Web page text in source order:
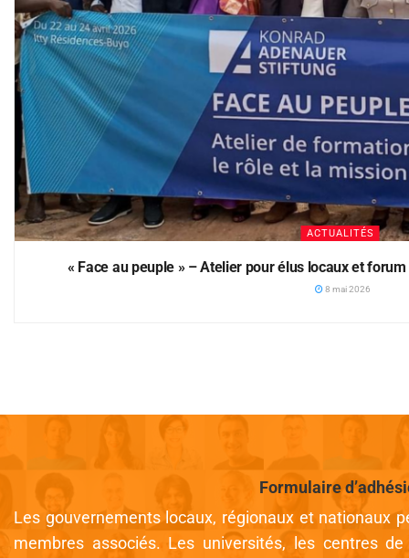
ACTUALITÉS
« Face au peuple » – Atelier pour élus locaux et
8 mai 2026
Formulaire
Les gouvernements locaux, régionaux et nationaux
membres associés. Les universités, les centres